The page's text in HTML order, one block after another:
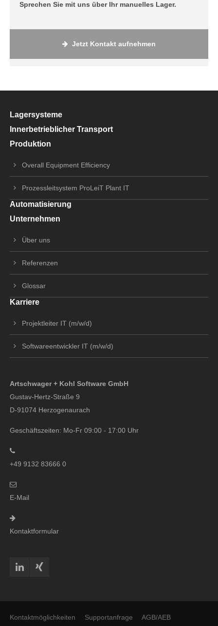
Sprechen Sie mit uns über Ihr manuelles Lager.
Jetzt Kontakt aufnehmen
Lagersysteme
Innerbetrieblicher Transport
Produktion
Overall Equipment Efficiency
Prozessleitsystem ProLeiT Plant IT
Automatisierung
Unternehmen
Über uns
Referenzen
Glossar
Karriere
Projektleiter IT (m/w/d)
Softwareentwickler IT (m/w/d)
Artschwager + Kohl Software GmbH
Gustav-Hertz-Straße 9
D-91074 Herzogenaurach
Geschäftszeiten: Mo-Fr 09:00 - 17:00 Uhr
+49 9132 83666 0
E-Mail
Kontaktformular
Kontaktmöglichkeiten Supportanfrage
AGB/AEB